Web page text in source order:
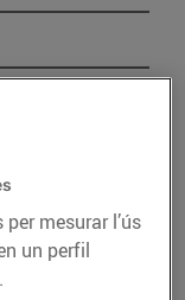
mesurar l’ús
un perfil